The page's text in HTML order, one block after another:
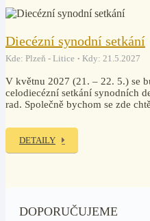
Diecézní synodní setkání
Kde: Plzeň - Litice Kdy: 21.5.2027
V květnu 2027 (21. – 22. 5.) se
celodiecézní setkání synodních
rad. Společně bychom se zde
DETAILY
DOPORUČUJEME